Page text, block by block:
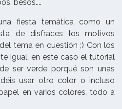
besos....
fiesta temática como un
de disfraces los motivos
tema en cuestión ;) Con los
igual, en este caso el tutorial
ser verde porqué son unas
usar otro color o incluso
en varios colores, todo a